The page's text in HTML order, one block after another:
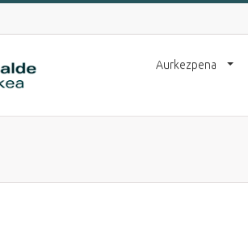
Aurkezpena